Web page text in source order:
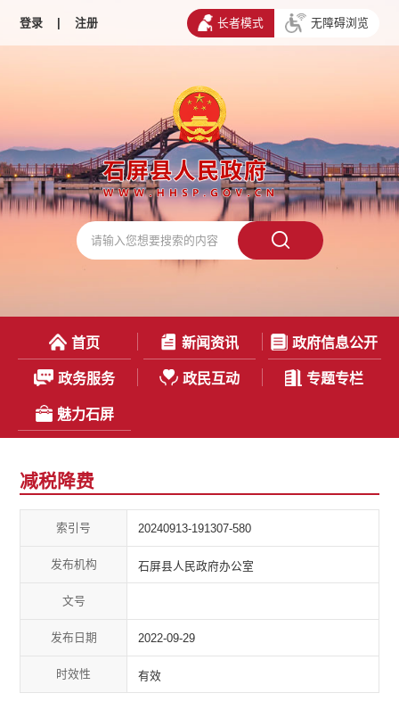
登录 | 注册 长者模式 无障碍浏览
首页 新闻资讯 政府信息公开
政务服务 政民互动 专题专栏
魅力石屏
减税降费
索引号 20240913-191307-580
发布机构 石屏县人民政府办公室
文号
发布日期 2022-09-29
时效性 有效